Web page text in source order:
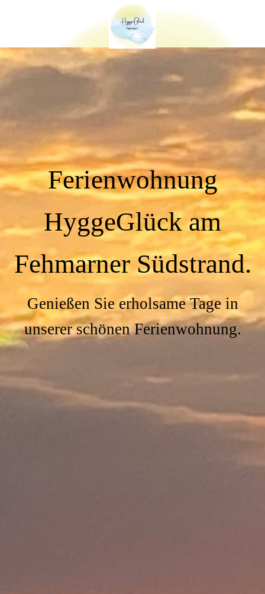
Ferienwohnung
HyggeGlück am
Fehmarner Südstrand.
Genießen Sie erholsame Tage in
unserer schönen Ferienwohnung.